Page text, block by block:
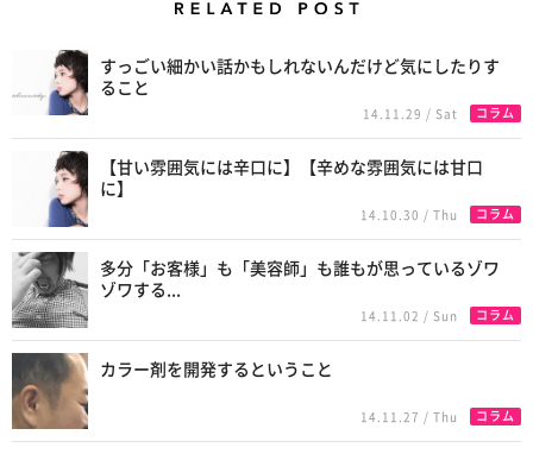
すっごい細かい話かもしれないんだけど気にしたりす
ること
14.11.29 / Sat コラム
【甘い雰囲気には辛口に】【辛めな雰囲気には甘口
に】
14.10.30 / Thu コラム
多分「お客様」も「美容師」も誰もが思っているゾワ
ゾワする...
14.11.02 / Sun コラム
カラー剤を開発するということ
14.11.27 / Thu コラム